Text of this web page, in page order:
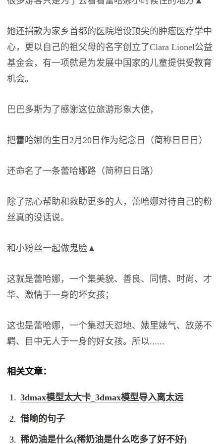
她还捐款为家乡首都的医院增设顶尖的肿瘤医疗学中
心，更以自己的祖父母的名字创立了Clara Lionel公益
基金会，有一项就是为发展中国家的儿童提供受教育
机会。
巴巴多斯为了感谢这位旅游形象大使，
把蕾哈娜的生日2月20日作为纪念日（简称日日日）
还命名了一条蕾哈娜路（简称日日路）
除了热心帮助和救助更多的人，蕾哈娜对待自己的粉
丝真的没话说。
和小粉丝一起做鬼脸▲
这就是蕾哈娜，一个集美貌、善良、同情、时尚、才
华、激情于一身的坏女孩；
这也是蕾哈娜，一个集怼天怼地、婊里婊气、放荡不
羁、目中无人于一身的好女孩。所以......
相关文章：
3dmax模型太大卡_3dmax模型导入离太远
借喻的句子
稀奶油是什么(稀奶油是什么吃多了好不好)